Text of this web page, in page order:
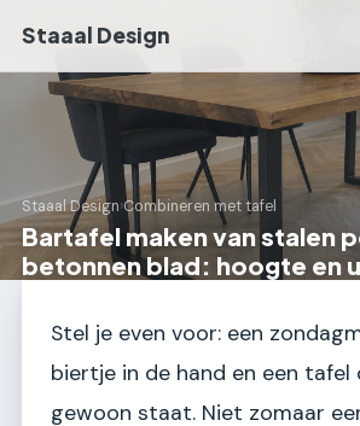
Staaal Design
Staaal Design›Combineren met tafel
Bartafel maken van stalen
betonnen blad: hoogte en
Stel je even voor: een
biertje in de hand en een tafel
gewoon staat. Niet zomaar